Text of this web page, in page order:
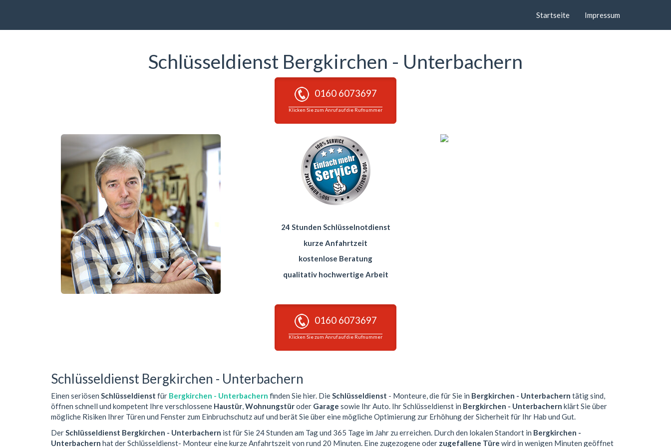
Startseite Impressum
Schlüsseldienst Bergkirchen - Unterbachern
0160 6073697
Klicken Sie zum Anruf auf die Rufnummer
24 Stunden Schlüsselnotdienst
kurze Anfahrtzeit
kostenlose Beratung
qualitativ hochwertige Arbeit
0160 6073697
Klicken Sie zum Anruf auf die Rufnummer
Schlüsseldienst Bergkirchen - Unterbachern
Einen seriösen Schlüsseldienst für Bergkirchen - Unterbachern finden Sie hier. DieSchlüsseldienst - Monteure, die für Sie in Bergkirchen - Unterbachern tätig sind,
öffnen schnell und kompetent Ihre verschlossene Haustür,Wohnungstüroder Garage sowie Ihr Auto. Ihr Schlüsseldienst in Bergkirchen - Unterbachern klärt Sie über
mögliche Risiken Ihrer Türen und Fenster zum Einbruchschutz auf und berät Sie über eine mögliche Optimierung zur Erhöhung der Sicherheit für Ihr Hab und Gut.
DerSchlüsseldienst Bergkirchen - Unterbachern ist für Sie 24 Stunden am Tag und 365 Tage im Jahr zu erreichen. Durch den lokalen Standort in Bergkirchen -
Unterbachern hat der Schlüsseldienst- Monteur eine kurze Anfahrtszeit von rund 20 Minuten. Eine zugezogene oder zugefallene Türe wird in wenigen Minuten geöffnet